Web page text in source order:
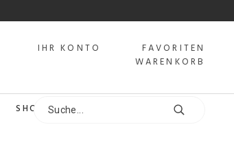
IHR KONTO
FAVORITEN
WARENKORB
SHOPS